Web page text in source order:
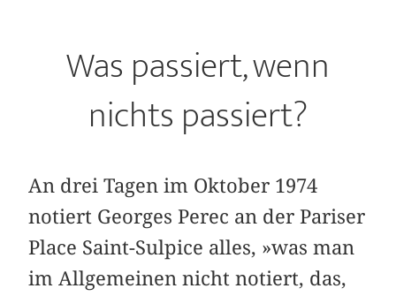
Was passiert, wenn
nichts passiert?
An drei Tagen im Oktober 1974
notiert Georges Perec an der Pariser
Place Saint-Sulpice alles, »was man
im Allgemeinen nicht notiert, das,